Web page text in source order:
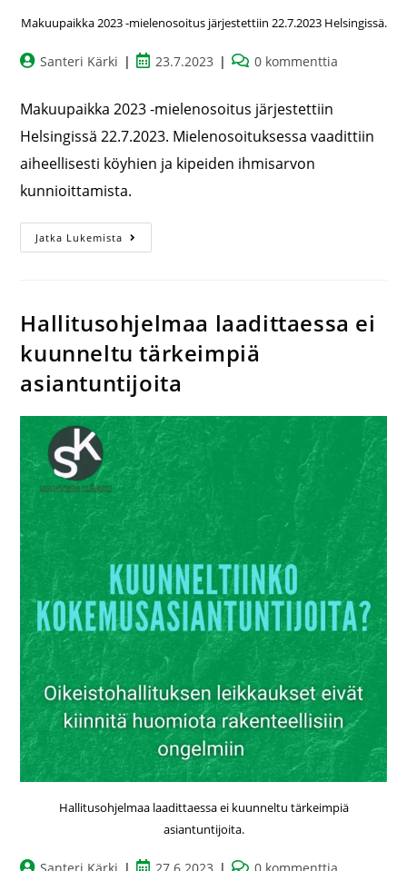
Makuupaikka 2023 -mielenosoitus järjestettiin 22.7.2023 Helsingissä.
Santeri Kärki 23.7.2023 0 kommenttia
Makuupaikka 2023 -mielenosoitus järjestettiin
Helsingissä 22.7.2023. Mielenosoituksessa vaadittiin
aiheellisesti köyhien ja kipeiden ihmisarvon
kunnioittamista.
Jatka Lukemista
Hallitusohjelmaa laadittaessa ei
kuunneltu tärkeimpiä
asiantuntijoita
Hallitusohjelmaa laadittaessa ei kuunneltu tärkeimpiä
asiantuntijoita.